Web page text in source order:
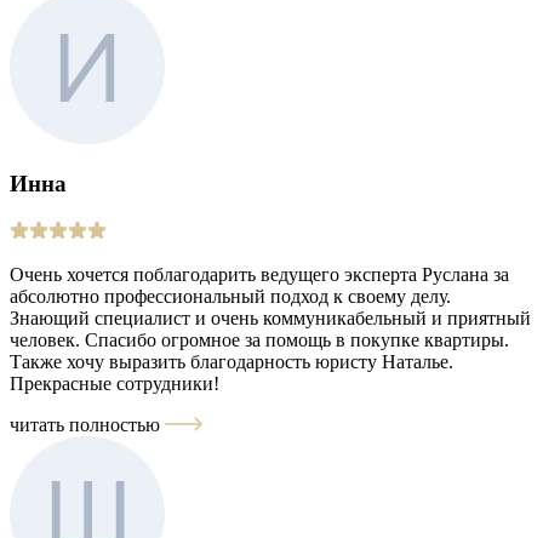
Инна
Очень хочется поблагодарить ведущего эксперта Руслана за
абсолютно профессиональный подход к своему делу.
Знающий специалист и очень коммуникабельный и приятный
человек. Спасибо огромное за помощь в покупке квартиры.
Также хочу выразить благодарность юристу Наталье.
Прекрасные сотрудники!
читать полностью